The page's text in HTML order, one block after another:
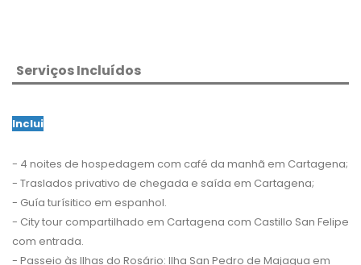
Serviços Incluídos
Inclui
- 4 noites de hospedagem com café da manhã em Cartagena;
- Traslados privativo de chegada e saída em Cartagena;
- Guía turísitico em espanhol.
- City tour compartilhado em Cartagena com Castillo San Felipe
com entrada.
- Passeio às Ilhas do Rosário: Ilha San Pedro de Majagua em